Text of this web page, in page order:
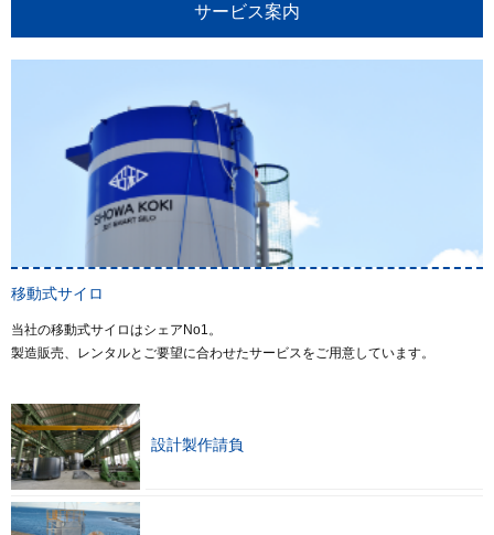
サービス案内
移動式サイロ
当社の移動式サイロはシェアNo1。
製造販売、レンタルとご要望に合わせたサービスをご用意しています。
設計製作請負